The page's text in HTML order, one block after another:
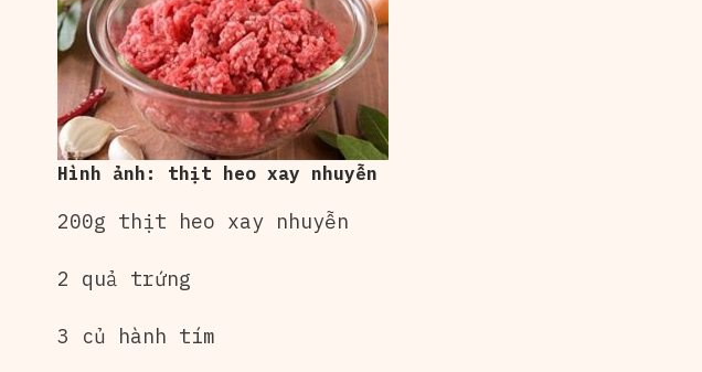
Hình ảnh: thịt heo xay nhuyễn
200g thịt heo xay nhuyễn
2 quả trứng
3 củ hành tím